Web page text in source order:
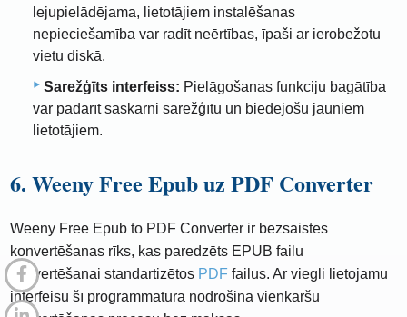
lejupielādējama, lietotājiem instalēšanas
nepieciešamība var radīt neērtības, īpaši ar ierobežotu
vietu diskā.
Sarežģīts interfeiss: Pielāgošanas funkciju bagātība
var padarīt saskarni sarežģītu un biedējošu jauniem
lietotājiem.
6. Weeny Free Epub uz PDF Converter
Weeny Free Epub to PDF Converter ir bezsaistes
konvertēšanas rīks, kas paredzēts EPUB failu
konvertēšanai standartizētos PDF failus. Ar viegli lietojamu
interfeisu šī programmatūra nodrošina vienkāršu